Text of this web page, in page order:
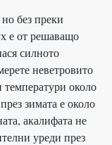
без преки
е от решаващо
силното
неветровито
температури около
зимата е около
акалифата не
уреди през